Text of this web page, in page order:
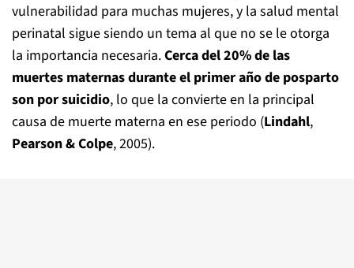
vulnerabilidad para muchas mujeres, y la salud mental
perinatal sigue siendo un tema al que no se le otorga
la importancia necesaria.Cerca del 20% de las
muertes maternas durante el primer año de posparto
son por suicidio, lo que la convierte en la principal
causa de muerte materna en ese periodo (Lindahl,
Pearson & Colpe, 2005).